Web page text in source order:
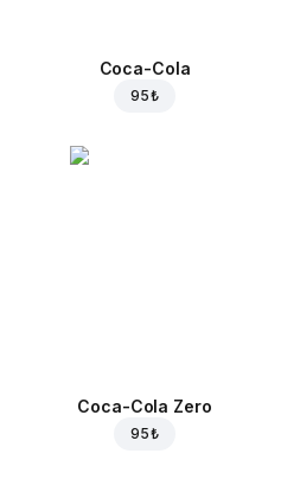
Coca-Cola
95 ₺
Coca-Cola Zero
95 ₺